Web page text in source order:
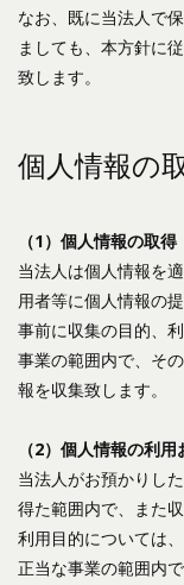
なお、既に当法人で
ましても、本方針に
致します。
個人情報の
（1）個人情報の取得
当法人は個人情報を
用者等に個人情報の
事前に収集の目的、
事業の範囲内で、そ
報を収集致します。
（2）個人情報の利
当法人がお預かりし
得た範囲内で、また
利用目的については
正当な事業の範囲内